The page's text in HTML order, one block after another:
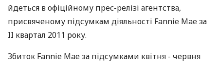
йдеться в офіційному прес-релізі агентства,
присвяченому підсумкам діяльності Fannie Mae за
II квартал 2011 року.
Збиток Fannie Mae за підсумками квітня - червня